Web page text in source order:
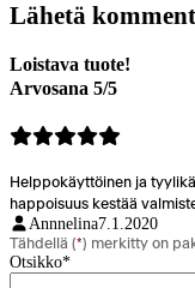
Lähetä
Loistava tuote!
Arvosana 5/5
Helppokäyttöinen ja
happoisuus kestää
Annnelina7.1.2020
Tähdellä (*) merkitty on
Otsikko*